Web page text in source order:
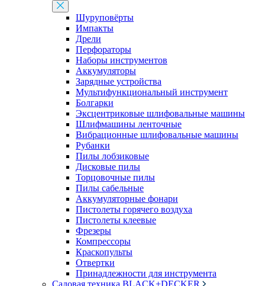
Шуруповёрты
Импакты
Дрели
Перфораторы
Наборы инструментов
Аккумуляторы
Зарядные устройства
Мультифункциональный инструмент
Болгарки
Эксцентриковые шлифовальные машины
Шлифмашины ленточные
Вибрационные шлифовальные машины
Рубанки
Пилы лобзиковые
Дисковые пилы
Торцовочные пилы
Пилы сабельные
Аккумуляторные фонари
Пистолеты горячего воздуха
Пистолеты клеевые
Фрезеры
Компрессоры
Краскопульты
Отвертки
Принадлежности для инструмента
Садовая техника BLACK+DECKER